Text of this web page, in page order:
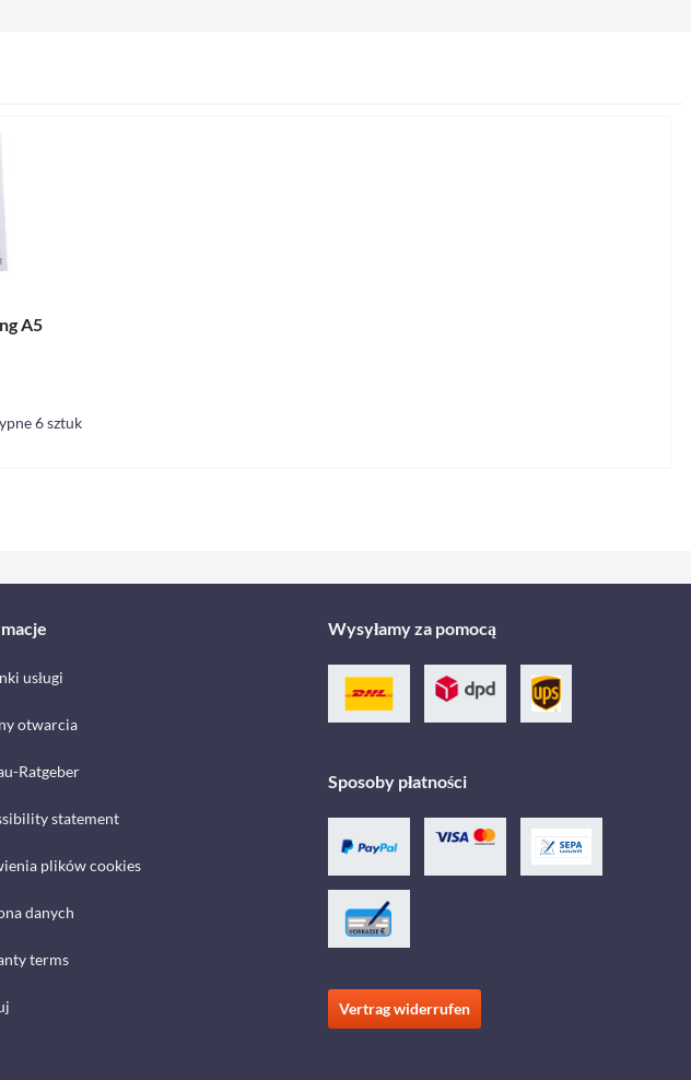
A5
6 sztuk
usługi
otwarcia
Ratgeber
statement
plików cookies
danych
terms
Wysyłamy za pomocą
Sposoby płatności
Vertrag widerrufen